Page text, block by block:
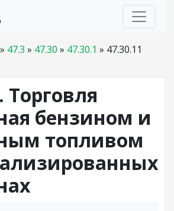
» 47.3 » 47.30 » 47.30.1 » 47.30.11
Торговля
бензином и
топливом